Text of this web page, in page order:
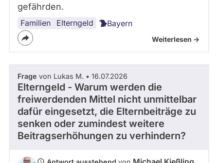
gefährden.
Familien Elterngeld Bayern
Weiterlesen ->
Frage von Lukas M. • 16.07.2026
Elterngeld - Warum werden die
freiwerdenden Mittel nicht unmittelbar
dafür eingesetzt, die Elternbeiträge zu
senken oder zumindest weitere
Beitragserhöhungen zu verhindern?